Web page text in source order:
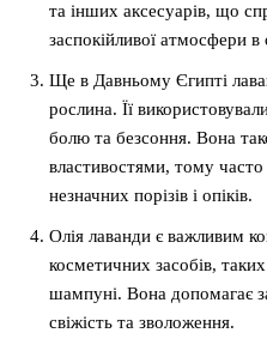
та інших аксесуарів, що
заспокійливої атмосфери в
Ще в Давньому Єгипті
рослина. Її
болю та безсоння. Вона
властивостями, тому часто
незначних порізів і опіків.
Олія лаванди є важливим
косметичних засобів,
шампуні. Вона допомагає
свіжість та зволоження.